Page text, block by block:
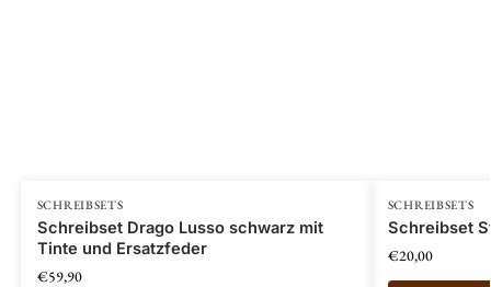
SCHREIBSETS
Schreibset Drago Lusso schwarz mit
Tinte und Ersatzfeder
€59,90
SCHREIBSETS
Schreibset
€20,00